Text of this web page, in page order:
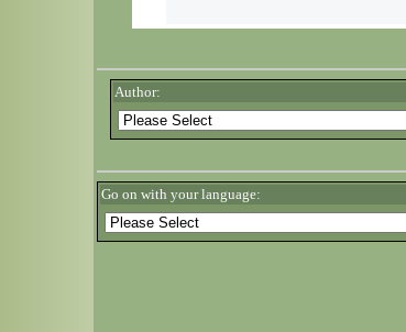
Author:
Go on with your language: